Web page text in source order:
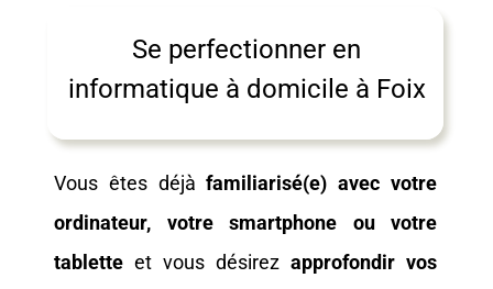
Vous êtes déjàfamiliarisé(e) avec votre
ordinateur, votre smartphone ou votre
tablette et vous désirez approfondir vos
Se perfectionner en
informatique à domicile à Foix